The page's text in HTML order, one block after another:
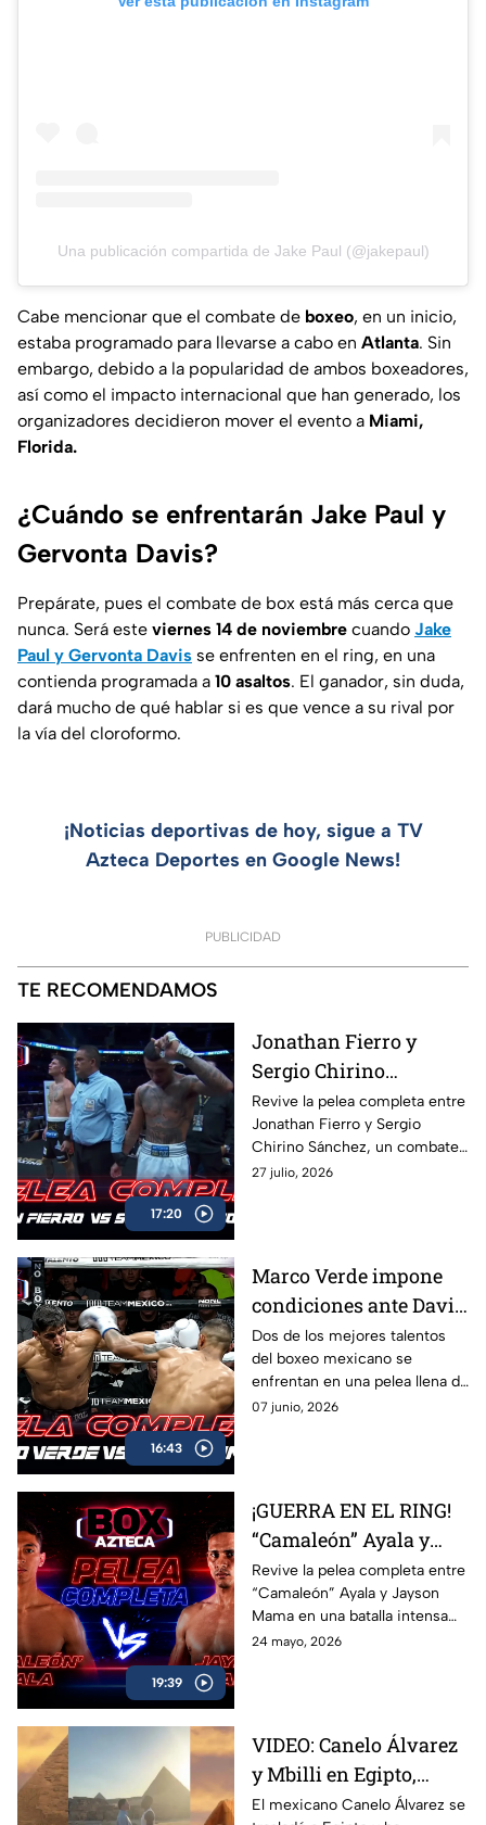
Una publicación compartida de Jake Paul (@jakepaul)
Cabe mencionar que el combate de boxeo, en un inicio,
estaba programado para llevarse a cabo en Atlanta. Sin
embargo, debido a la popularidad de ambos boxeadores,
así como el impacto internacional que han generado, los
organizadores decidieron mover el evento a Miami,
Florida.
¿Cuándo se enfrentarán Jake Paul y
Gervonta Davis?
Prepárate, pues el combate de box está más cerca que
nunca. Será este viernes 14 de noviembre cuando Jake
Paul y Gervonta Davis se enfrenten en el ring, en una
contienda programada a 10 asaltos. El ganador, sin duda,
dará mucho de qué hablar si es que vence a su rival por
la vía del cloroformo.
¡Noticias deportivas de hoy, sigue a TV
Azteca Deportes en Google News!
PUBLICIDAD
TE RECOMENDAMOS
17:20
Jonathan Fierro y
Sergio Chirino
protagonizan una
guerra sobre el ring
Revive la pelea completa entre
Jonathan Fierro y Sergio
Chirino Sánchez, un combate
lleno de intensidad,
27 julio, 2026
16:43
Marco Verde impone
condiciones ante David
Camacho en una
intensa batalla de Box
Azteca
Dos de los mejores talentos
del boxeo mexicano se
enfrentan en una pelea llena de
acción, potencia y grandes
Box Azteca.
07 junio, 2026
19:39
¡GUERRA EN EL RING!
“Camaleón” Ayala y
Jayson Mama se
dieron con todo
Revive la pelea completa entre
“Camaleón” Ayala y Jayson
Mama en una batalla intensa
llena de golpes, emoción y
24 mayo, 2026
VIDEO: Canelo Álvarez
y Mbilli en Egipto,
tienen primer cara a
El mexicano Canelo Álvarez se